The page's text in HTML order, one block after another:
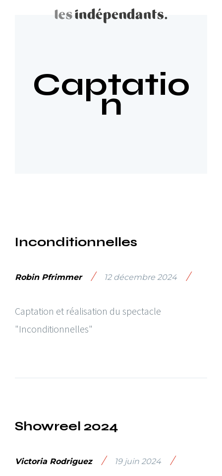
Captatio
n
Inconditionnelles
Robin Pfrimmer / 12 décembre 2024 /
Captation et réalisation du spectacle
"Inconditionnelles"
Showreel 2024
Victoria Rodriguez / 19 juin 2024 /